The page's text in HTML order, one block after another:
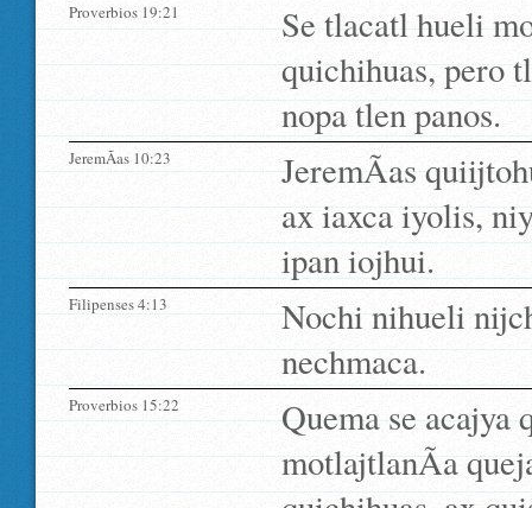
Proverbios 19:21
Se tlacatl hueli
quichihuas, pero
nopa tlen panos.
JeremÃ­as 10:23
JeremÃ­as
ax iaxca iyolis,
ipan iojhui.
Filipenses 4:13
Nochi nihueli
nechmaca.
Proverbios 15:22
Quema se
motlajtlanÃ­a